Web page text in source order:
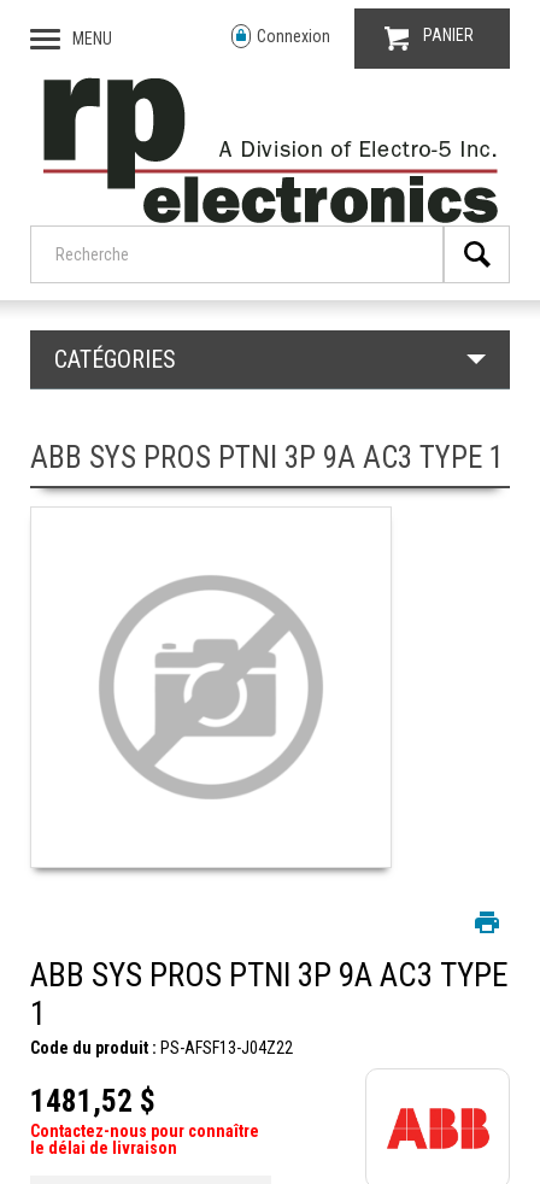
MENU Connexion PANIER
CATÉGORIES
ABB SYS PROS PTNI 3P 9A AC3 TYPE 1
ABB SYS PROS PTNI 3P 9A AC3 TYPE
1
Code du produit : PS-AFSF13-J04Z22
1481,52 $
Contactez-nous pour connaître
le délai de livraison